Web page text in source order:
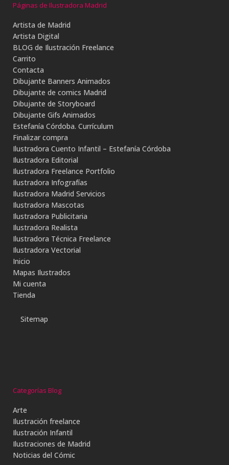
Páginas de Ilustradora Madrid
Artista de Madrid
Artista Digital
BLOG de Ilustración Freelance
Carrito
Contacta
Dibujante Banners Animados
Dibujante de comics Madrid
Dibujante de Storyboard
Dibujante Gifs Animados
Estefanía Córdoba. Currículum
Finalizar compra
Ilustradora Cuento Infantil – Estefanía Córdoba
Ilustradora Editorial
Ilustradora Freelance Portfolio
Ilustradora Infografías
Ilustradora Madrid Servicios
Ilustradora Mascotas
Ilustradora Publicitaria
Ilustradora Realista
Ilustradora Técnica Freelance
Ilustradora Vectorial
Inicio
Mapas Ilustrados
Mi cuenta
Tienda
Sitemap
Categorías Blog
Arte
Ilustración freelance
Ilustración Infantil
Ilustraciones de Madrid
Noticias del Cómic